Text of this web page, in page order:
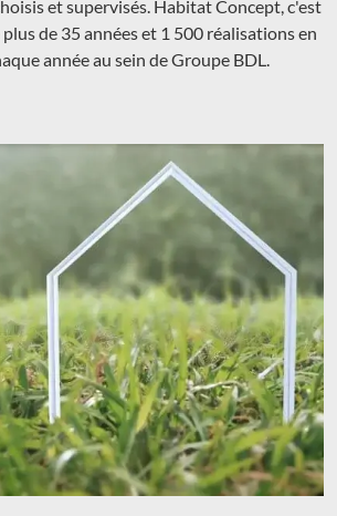
et supervisés. Habitat Concept, c'est
de 35 années et 1 500 réalisations en
année au sein de Groupe BDL.